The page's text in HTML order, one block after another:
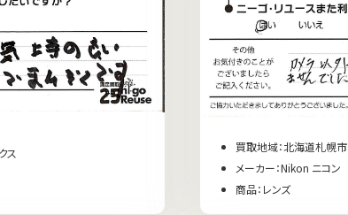
ス
買取地域：北海道札幌市
メーカー：Nikon ニコン
商品：レンズ